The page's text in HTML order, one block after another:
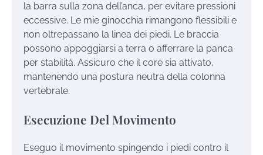
la barra sulla zona dell’anca, per evitare pressioni
eccessive. Le mie ginocchia rimangono flessibili e
non oltrepassano la linea dei piedi. Le braccia
possono appoggiarsi a terra o afferrare la panca
per stabilità. Assicuro che il core sia attivato,
mantenendo una postura neutra della colonna
vertebrale.
Esecuzione Del Movimento
Eseguo il movimento spingendo i piedi contro il